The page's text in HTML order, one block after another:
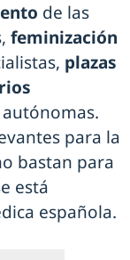
de las
feminización
plazas
para la
bastan para
está
española.